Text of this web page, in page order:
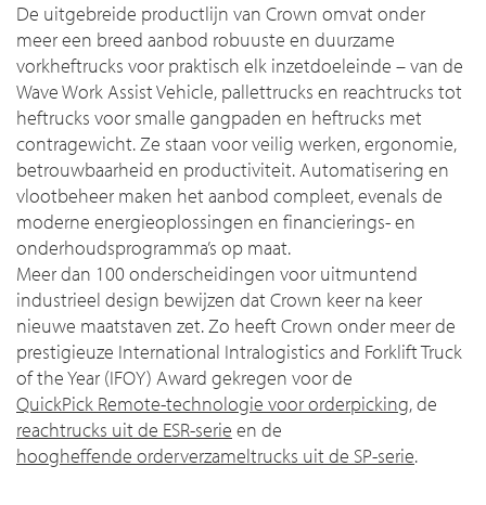
De uitgebreide productlijn van Crown omvat onder
meer een breed aanbod robuuste en duurzame
vorkheftrucks voor praktisch elk inzetdoeleinde – van de
Wave Work Assist Vehicle, pallettrucks en reachtrucks tot
heftrucks voor smalle gangpaden en heftrucks met
contragewicht. Ze staan voor veilig werken, ergonomie,
betrouwbaarheid en productiviteit. Automatisering en
vlootbeheer maken het aanbod compleet, evenals de
moderne energieoplossingen en financierings- en
onderhoudsprogramma’s op maat.
Meer dan 100 onderscheidingen voor uitmuntend
industrieel design bewijzen dat Crown keer na keer
nieuwe maatstaven zet. Zo heeft Crown onder meer de
prestigieuze International Intralogistics and Forklift Truck
of the Year (IFOY) Award gekregen voor de
QuickPick Remote-technologie voor orderpicking, de
reachtrucks uit de ESR-serie en de
hoogheffende orderverzameltrucks uit de SP-serie.